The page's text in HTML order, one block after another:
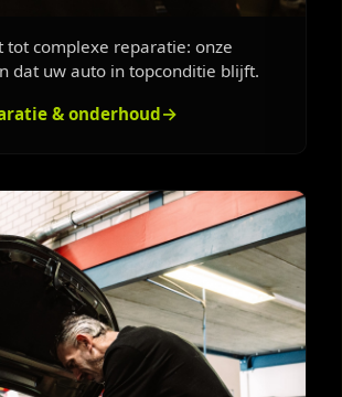
tot complexe reparatie: onze
dat uw auto in topconditie blijft.
& onderhoud